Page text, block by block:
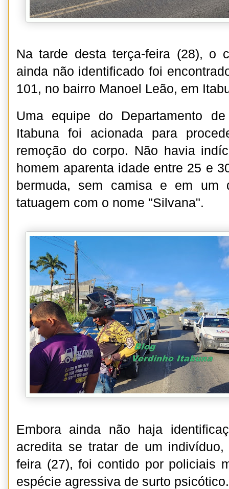
Na tarde desta terça-feira (28), o
ainda não identificado foi
101, no bairro Manoel Leão, em
Uma equipe do Departamento
Itabuna foi acionada para
remoção do corpo. Não havia
homem aparenta idade entre 25 e
bermuda, sem camisa e em um
tatuagem com o nome "Silvana".
Embora ainda não haja
acredita se tratar de um
feira (27), foi contido por policiais
espécie agressiva de surto